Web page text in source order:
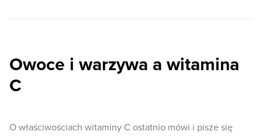
Owoce i warzywa a witamina
C
O właściwościach witaminy C ostatnio mówi i pisze się